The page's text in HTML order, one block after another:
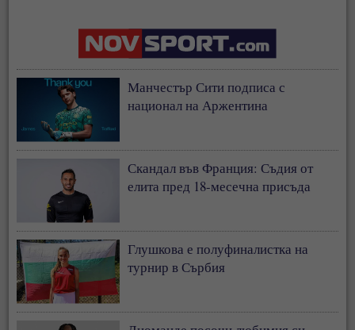
Манчестър Сити подписа с
национал на Аржентина
Скандал във Франция: Съдия от
елита пред 18-месечна присъда
Глушкова е полуфиналистка на
турнир в Сърбия